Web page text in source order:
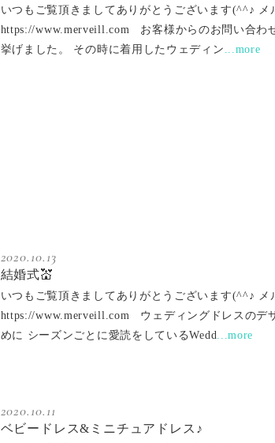
いつもご覧頂きましてありがとうございます(^^♪ メ
https://www.merveill.com お客様からのお問い合わ
挙げました。 その時に着用したウェディン ...more
2020.10.13
結婚式💒
いつもご覧頂きましてありがとうございます(^^♪ メ
https://www.merveill.com ウェディングドレスのデ
めに シーズンごとに愛読をしているWedd...more
2020.10.11
ベビードレス&ミニチュアドレス♪